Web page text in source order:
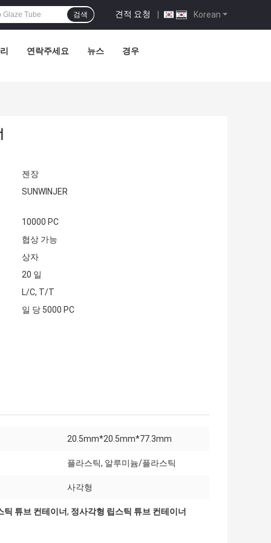
Korean
견적 요청 |
검색
연락주세요 뉴스 경우
젠장
SUNWINJER
10000 PC
협상 가능
상자
20 일
L/C, T/T
일 당 5000 PC
20.5mm*20.5mm*77.3mm
플라스틱, 알루미늄/플라스틱
사각형
틱 튜브 컨테이너, 정사각형 립스틱 튜브 컨테이너